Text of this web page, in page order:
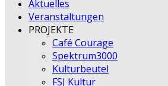
Aktuelles
Veranstaltungen
PROJEKTE
Café Courage
Spektrum3000
Kulturbeutel
FSJ Kultur